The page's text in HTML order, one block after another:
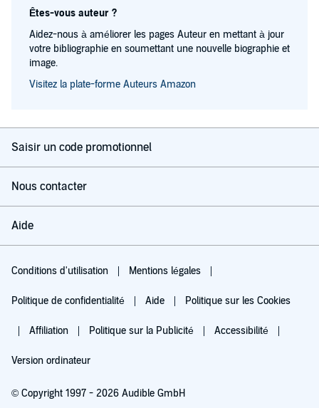
Êtes-vous auteur ?
Aidez-nous à améliorer les pages Auteur en mettant à jour
votre bibliographie en soumettant une nouvelle biographie et
image.
Visitez la plate-forme Auteurs Amazon
Saisir un code promotionnel
Nous contacter
Aide
Conditions d'utilisation Mentions légales
Politique de confidentialité Aide Politique sur les Cookies
Affiliation Politique sur la Publicité Accessibilité
Version ordinateur
© Copyright 1997 - 2026 Audible GmbH